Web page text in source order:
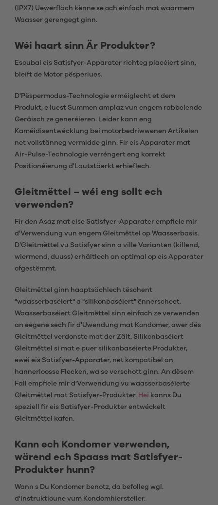
(IPX7) Uewerfläch kënne se och einfach mat waarmem
Waasser gerengegt ginn.
Wéi haart sinn Är Produkter?
Esoubal eis Satisfyer-Apparater richteg placéiert sinn,
bleift de Motor pësperlues.
D'Pëspermodus-Technologie erméiglecht et dem
Produkt, e luest Summen amplaz vun engem rabbelende
Geräisch ze generéieren. Leider kann eng
Kaméidisentwécklung bei motorbedriwwenen Artikelen
net vollstänneg vermidde ginn. Fir eis Apparater mat
Air-Pulse-Technologie verréngert eng korrekt
Positionéierung d'Lautstäerkt erhieflech.
Gleitmëttel – wéi eng sollt ech
verwenden?
Fir den Asaz mat eise Satisfyer-Apparater empfiele mir
d'Verwendung vun engem Gleitmëttel op Waasserbasis.
D'Gleitmëttel vu Satisfyer sinn a ville Varianten (killend,
wiermend, duuss) erhältlech an optimal op eis Apparater
ofgestëmmt.
Gleitmëttel ginn haaptsächlech tëschent
"waasserbaséiert" a "silikonbaséiert" ënnerscheet.
Waasserbaséiert Gleitmëttel sinn einfach ze verwenden
an eegene sech fir d'Uwendung mat Kondomer, awer dës
Gleitmëttel verdonste mat der Zäit. Silikonbaséiert
Gleitmëttel si mat e puer silikonbaséierte Produkter,
ewéi eis Satisfyer-Apparater, net kompatibel an
hannerloosse Flecken, wa se verschott ginn. An dësem
Fall empfiele mir d'Verwendung vu waasserbaséierte
Gleitmëttel mat Satisfyer-Produkter. Hei kanns Du
speziell fir eis Satisfyer-Produkter entwéckelt
Gleitmëttel kafen.
Kann ech Kondomer verwenden,
wärend ech Spaass mat Satisfyer-
Produkter hunn?
Wann s Du Kondomer benotz, da befolleg wgl.
d'Instruktioune vum Kondomhiersteller.